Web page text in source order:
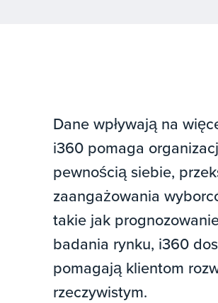
Dane wpływają na
i360 pomaga
pewnością siebie,
zaangażowania
takie jak
badania rynku, i360
pomagają klientom
rzeczywistym.